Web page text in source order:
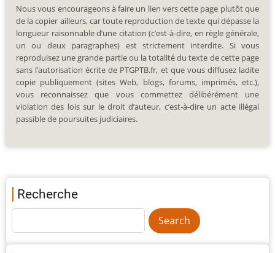
Nous vous encourageons à faire un lien vers cette page plutôt que
de la copier ailleurs, car toute reproduction de texte qui dépasse la
longueur raisonnable d’une citation (c’est-à-dire, en règle générale,
un ou deux paragraphes) est strictement interdite. Si vous
reproduisez une grande partie ou la totalité du texte de cette page
sans l’autorisation écrite de PTGPTB.fr, et que vous diffusez ladite
copie publiquement (sites Web, blogs, forums, imprimés, etc.),
vous reconnaissez que vous commettez délibérément une
violation des lois sur le droit d’auteur, c’est-à-dire un acte illégal
passible de poursuites judiciaires.
Recherche